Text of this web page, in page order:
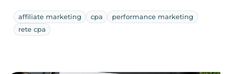
affiliate marketing cpa
performance marketing
rete cpa